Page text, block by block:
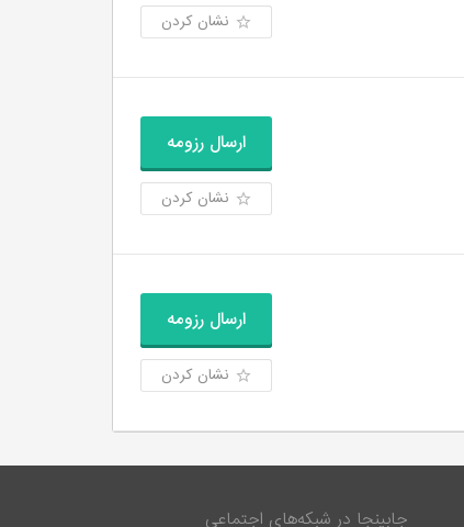
نشان کردن
ارسال رزومه
نشان کردن
ارسال رزومه
نشان کردن
جابینجا در شبکه‌های اجتماعی